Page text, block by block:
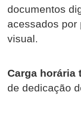
documentos
acessados por
visual.
Carga horária
de dedicação